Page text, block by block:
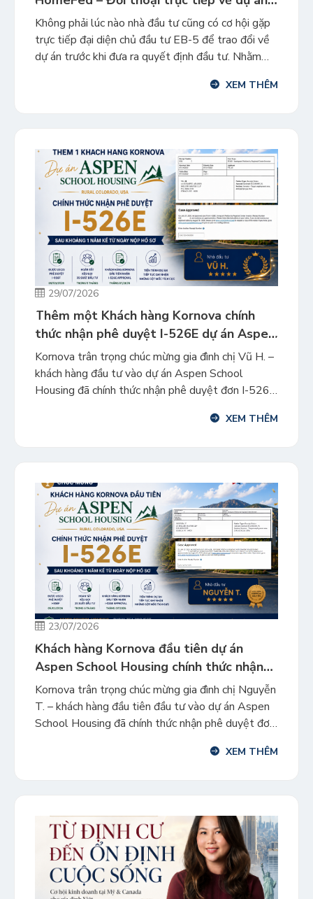
EB-5 Cota Vera 3
Không phải lúc nào nhà đầu tư cũng có cơ hội gặp
trực tiếp đại diện chủ đầu tư EB-5 để trao đổi về
dự án trước khi đưa ra quyết định đầu tư. Nhằm
Kornova trân trọng tổ chức Hội thảo gặp gỡ chủ
XEM THÊM
29/07/2026
Thêm một Khách hàng Kornova chính
thức nhận phê duyệt I-526E dự án Aspen
School Housing
Kornova trân trọng chúc mừng gia đình chị Vũ H. –
khách hàng đầu tư vào dự án Aspen School
Housing đã chính thức nhận phê duyệt đơn I-526E
Đây là cột mốc đáng ghi nhận đối với gia đình chị
XEM THÊM
23/07/2026
Khách hàng Kornova đầu tiên dự án
Aspen School Housing chính thức nhận
phê duyệt I-526E
Kornova trân trọng chúc mừng gia đình chị Nguyễn
T. – khách hàng đầu tiên đầu tư vào dự án Aspen
School Housing đã chính thức nhận phê duyệt đơn
USCIS. Đây là cột mốc đáng ghi nhận đối với gia
XEM THÊM